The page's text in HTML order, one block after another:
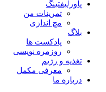
پاورلیفتینگ
تمرینات من
مچ اندازی
بلاگ
پادکست ها
روزمره نویسی
تغذیه و رژیم
معرفی مکمل
درباره ما